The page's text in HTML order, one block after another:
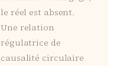
le réel est absent.
Une relation
régulatrice de
causalité circulaire